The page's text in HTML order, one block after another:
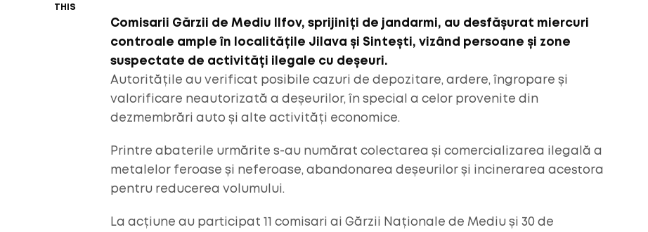
THIS
Comisarii Gărzii de Mediu Ilfov, sprijiniți de jandarmi, au desfășurat miercuri
controale ample în localitățile Jilava și Sintești, vizând persoane și zone
suspectate de activități ilegale cu deșeuri.
Autoritățile au verificat posibile cazuri de depozitare, ardere, îngropare și
valorificare neautorizată a deșeurilor, în special a celor provenite din
dezmembrări auto și alte activități economice.
Printre abaterile urmărite s-au numărat colectarea și comercializarea ilegală a
metalelor feroase și neferoase, abandonarea deșeurilor și incinerarea acestora
pentru reducerea volumului.
La acțiune au participat 11 comisari ai Gărzii Naționale de Mediu și 30 de